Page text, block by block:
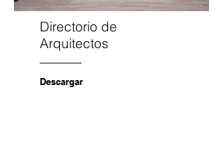
Directorio de
Arquitectos
Descargar